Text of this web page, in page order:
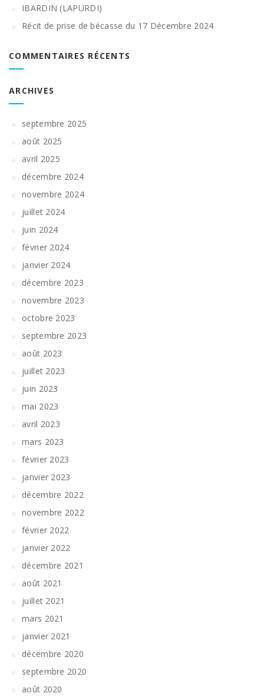
IBARDIN (LAPURDI)
Récit de prise de bécasse du 17 Décembre 2024
COMMENTAIRES RÉCENTS
ARCHIVES
septembre 2025
août 2025
avril 2025
décembre 2024
novembre 2024
juillet 2024
juin 2024
février 2024
janvier 2024
décembre 2023
novembre 2023
octobre 2023
septembre 2023
août 2023
juillet 2023
juin 2023
mai 2023
avril 2023
mars 2023
février 2023
janvier 2023
décembre 2022
novembre 2022
février 2022
janvier 2022
décembre 2021
août 2021
juillet 2021
mars 2021
janvier 2021
décembre 2020
septembre 2020
août 2020